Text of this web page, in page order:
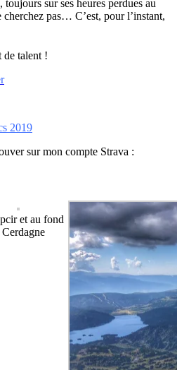
sur ses heures perdues au
cherchez pas… C’est, pour l’instant,
de talent !
2019
sur mon compte Strava :
et au fond